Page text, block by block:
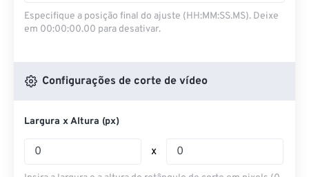
Especifique a posição final do ajuste (HH:MM:SS.MS). Deixe
em 00:00:00.00 para desativar.
Configurações de corte de vídeo
Largura x Altura (px)
x